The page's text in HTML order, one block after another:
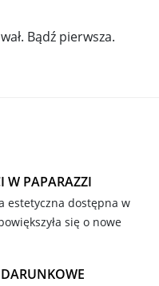
Bądź pierwsza.
W PAPARAZZI
estetyczna dostępna w
się o nowe